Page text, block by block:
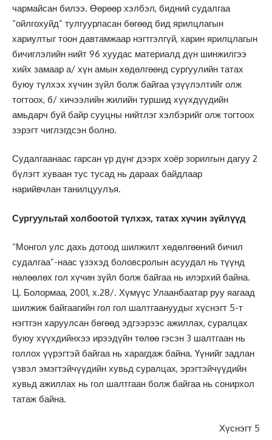
чармайсан билээ. Өөрөөр хэлбэл, бидний судалгаа
“ойлгохуйд” тулгуурласан бөгөөд бид ярилцлагын
хариултыг тоон давтамжаар нэгтгэлгүй, харин ярилцлагын
бичиглэлийн нийт 96 хуудас материалд дүн шинжилгээ
хийх замаар а/ хүн амын хөдөлгөөнд сургуулийн татах
буюу түлхэх хүчин зүйл болж байгаа үзүүлэлтийг олж
тогтоох, б/ хичээлийн жилийн туршид хүүхдүүдийн
амьдарч буй байр сууцны нийтлэг хэлбэрийг олж тогтоох
зэрэгт чиглэгдсэн болно.
Судалгаанаас гарсан үр дүнг дээрх хоёр зорилгын дагуу 2
бүлэгт хуваан тус тусад нь дараах байдлаар
нарийвчлан танилцуулъя.
Сургуультай холбоотой түлхэх, татах хүчин зүйлүүд
“Монгол улс дахь дотоод шилжилт хөдөлгөөний бичил
судалгаа”-наас үзэхэд боловсролын асуудал нь түүнд
нөлөөлөх гол хүчин зүйл болж байгаа нь илэрхий байна.
Ц. Болормаа, 2001, х.28/. Хүмүүс Улаанбаатар руу яагаад
шилжиж байгаагийн гол гол шалтгаануудыг хүснэгт 5-т
нэгтгэн харуулсан бөгөөд эдгээрээс ажиллах, суралцах
буюу хүүхдийнхээ ирээдүйн төлөө гэсэн 3 шалтгаан нь
голлох үүрэгтэй байгаа нь харагдаж байна. Үүнийг задлан
үзвэл эмэгтэйчүүдийн хувьд суралцах, эрэгтэйчүүдийн
хувьд ажиллах нь гол шалтгаан болж байгаа нь сонирхол
татаж байна.
Хүснэгт 5